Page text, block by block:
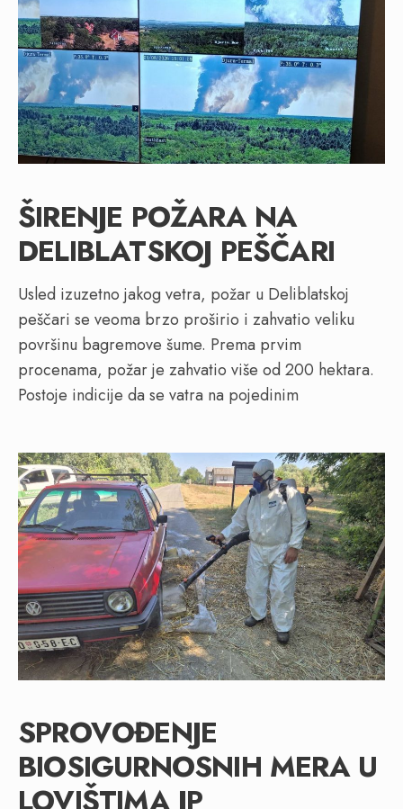
ŠIRENJE POŽARA NA
DELIBLATSKOJ PEŠČARI
Usled izuzetno jakog vetra, požar u Deliblatskoj
peščari se veoma brzo proširio i zahvatio veliku
površinu bagremove šume. Prema prvim
procenama, požar je zahvatio više od 200 hektara.
Postoje indicije da se vatra na pojedinim
SPROVOĐENJE
BIOSIGURNOSNIH MERA U